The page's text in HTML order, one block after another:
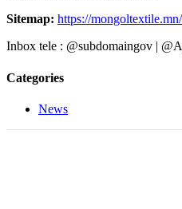
Sitemap: https://
Inbox tele : @subdomaingov |
Categories
News